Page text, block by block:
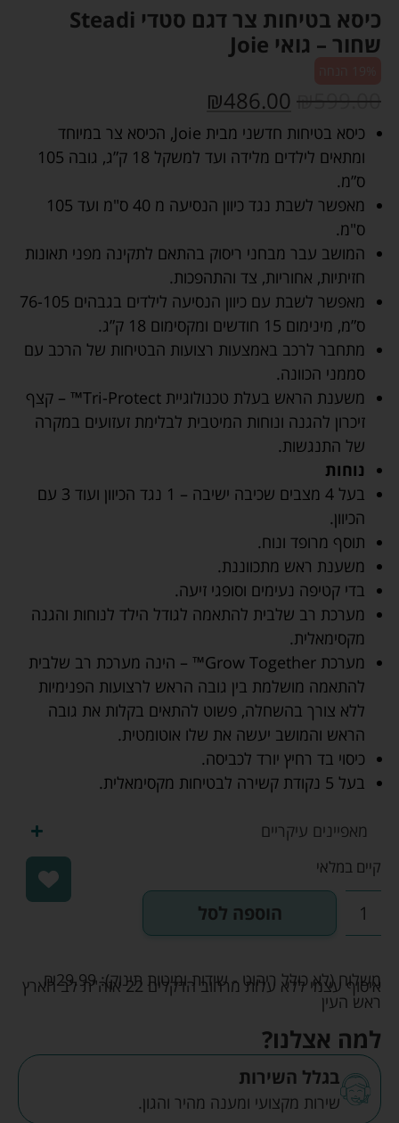
כיסא בטיחות צר דגם סטדי Steadi
שחור – גואי Joie
₪599.00
₪486.00
כיסא בטיחות חדשני מבית Joie, הכיסא צר במיוחד
ומתאים לילדים מלידה ועד למשקל 18 ק”ג, גובה 105
ס”מ.
מאפשר לשבת נגד כיוון הנסיעה מ 40 ס"מ ועד 105
ס"מ.
המושב עבר מבחני ריסוק בהתאם לתקינה מפני תאונות
חזיתיות, אחוריות, צד והתהפכות.
מאפשר לשבת עם כיוון הנסיעה לילדים בגבהים 76-105
ס”מ, מינימום 15 חודשים ומקסימום 18 ק”ג.
מתחבר לרכב באמצעות רצועות הבטיחות של הרכב עם
סממני הכוונה.
משענת הראש בעלת טכנולוגיית Tri-Protect™ – קצף
זיכרון להגנה ונוחות המיטבית לבלימת זעזועים במקרה
של התנגשות.
נוחות
בעל 4 מצבים שכיבה ישיבה – 1 נגד הכיוון ועוד 3 עם
הכיוון.
תוסף מרופד ונוח.
משענת ראש מתכווננת.
בדי קטיפה נעימים וסופגי זיעה.
מערכת רב שלבית להתאמה לגודל הילד לנוחות והגנה
מקסימאלית.
מערכת Grow Together™ – הינה מערכת רב שלבית
להתאמה מושלמת בין גובה הראש לרצועות הפנימיות
ללא צורך בהשחלה, פשוט להתאים בקלות את גובה
הראש והמושב יעשה את שלו אוטומטית.
כיסוי בד רחיץ יורד לכביסה.
בעל 5 נקודת קשירה לבטיחות מקסימאלית.
מאפיינים עיקריים
קיים במלאי
הוספה לסל
משלוח (לא כולל ריהוט - שידות ומיטות תינוק): ₪29.99
איסוף עצמי ללא עלות מרחוב הדקלים 22 אזה"ת לב הארץ
ראש העין
למה אצלנו?
בגלל השירות
שירות מקצועי ומענה מהיר והגון.